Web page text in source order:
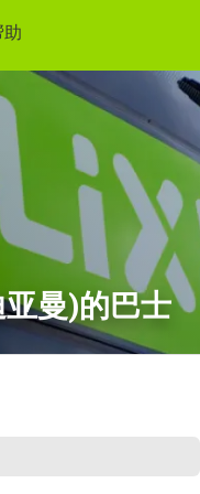
助
曼)的巴士